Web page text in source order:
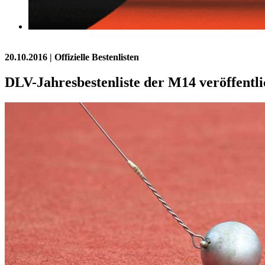
20.10.2016 | Offizielle Bestenlisten
DLV-Jahresbestenliste der M14